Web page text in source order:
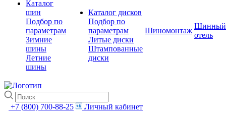
Каталог
шин
Подбор по
параметрам
Зимние
шины
Летние
шины
Каталог дисков
Подбор по
параметрам
Литые диски
Штампованные
диски
Шиномонтаж
Шинный
отель
+7 (800) 700-88-25
Личный кабинет